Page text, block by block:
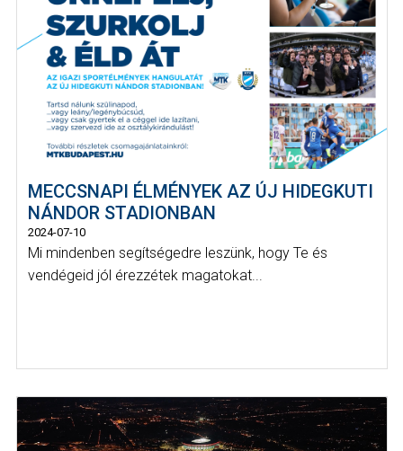
MECCSNAPI ÉLMÉNYEK AZ ÚJ HIDEGKUTI
NÁNDOR STADIONBAN
2024-07-10
Mi mindenben segítségedre leszünk, hogy Te és
vendégeid jól érezzétek magatokat...